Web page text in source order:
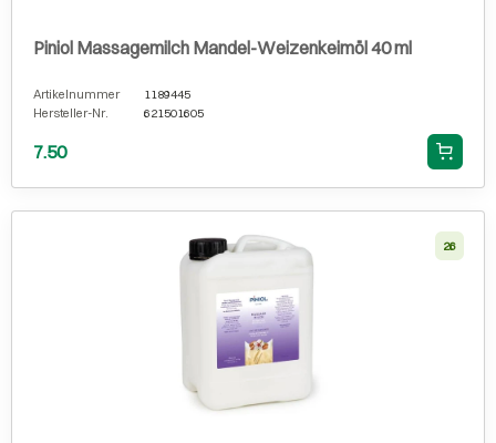
Piniol Massagemilch Mandel-Weizenkeimöl 40 ml
Artikelnummer
1189445
Hersteller-Nr.
621501605
7.50
26